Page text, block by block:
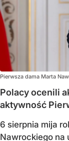
Pierwsza dama Marta
Polacy ocenili
aktywność
6 sierpnia mija
Nawrockiego na